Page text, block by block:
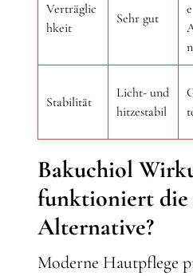
Verträglic
hkeit
Sehr gut
e
Stabilität
Licht- und
hitzestabil
Bakuchiol
funktioniert
Alternative?
Moderne Hautpflege